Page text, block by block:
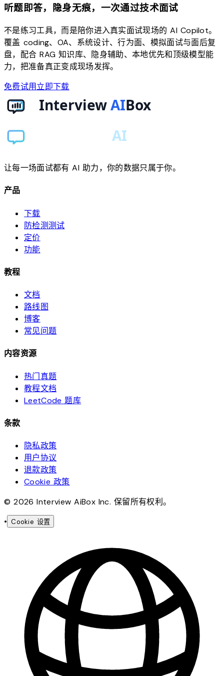
听题即答，隐身无痕，一次通过技术面试
不是练习工具，而是陪你进入真实面试现场的 AI Copilot。
覆盖 coding、OA、系统设计、行为面、模拟面试与面后复
盘，配合 RAG 知识库、隐身辅助、本地优先和顶级模型能
力，把准备真正变成现场发挥。
免费试用立即下载
让每一场面试都有 AI 助力，你的数据只属于你。
产品
下载
防检测测试
定价
功能
教程
文档
路线图
博客
常见问题
内容资源
热门真题
教程文档
LeetCode 题库
条款
隐私政策
用户协议
退款政策
Cookie 政策
© 2026 Interview AiBox Inc. 保留所有权利。
• Cookie 设置